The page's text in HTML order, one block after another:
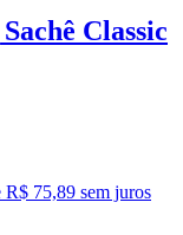
Classic
R$ 75,89 sem juros